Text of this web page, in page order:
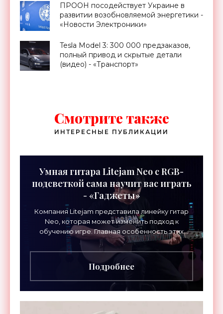
ПРООН посодействует Украине в
развитии возобновляемой энергетики -
«Новости Электроники»
Tesla Model 3: 300 000 предзаказов,
полный привод и скрытые детали
(видео) - «Транспорт»
Смотрите также
ИНТЕРЕСНЫЕ ПУБЛИКАЦИИ
Умная гитара Litejam Neo с RGB-
подсветкой сама научит вас играть
- «Гаджеты»
Компания Litejam представила линейку гитар
Neo, которая может изменить подход к
обучению игре. Главная особенность этих
инструментов – встроенная RGB-подсветка
грифа. Светодиоды
Подробнее